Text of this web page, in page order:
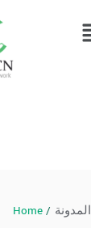
Home / المدونة